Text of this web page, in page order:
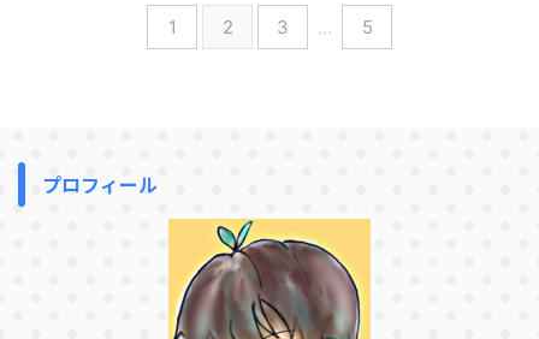
1 2 3 … 5
プロフィール